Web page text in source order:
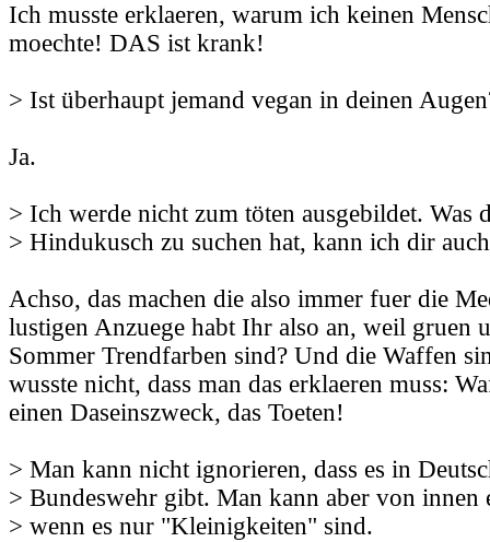
Ich musste erklaeren, warum ich keinen
moechte! DAS ist krank!
> Ist überhaupt jemand vegan in deinen
Ja.
> Ich werde nicht zum töten ausgebildet. Was
> Hindukusch zu suchen hat, kann ich dir
Achso, das machen die also immer fuer die
lustigen Anzuege habt Ihr also an, weil gruen
Sommer Trendfarben sind? Und die Waffen
wusste nicht, dass man das erklaeren muss:
einen Daseinszweck, das Toeten!
> Man kann nicht ignorieren, dass es in
> Bundeswehr gibt. Man kann aber von innen
> wenn es nur "Kleinigkeiten" sind.